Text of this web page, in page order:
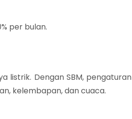
per bulan.
listrik. Dengan SBM, pengaturan
kelembapan, dan cuaca.